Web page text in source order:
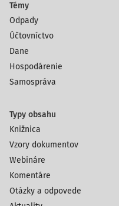
Témy
Odpady
Účtovníctvo
Dane
Hospodárenie
Samospráva
Typy obsahu
Knižnica
Vzory dokumentov
Webináre
Komentáre
Otázky a odpovede